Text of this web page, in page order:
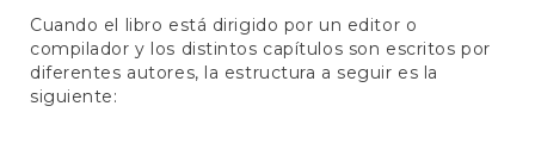
Cuando el libro está dirigido por un editor o
compilador y los distintos capítulos son escritos por
diferentes autores, la estructura a seguir es la
siguiente: